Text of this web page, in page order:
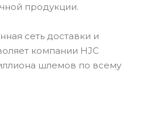
продукции.
сеть доставки и
компании HJC
шлемов по всему